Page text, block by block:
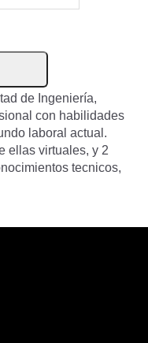
de Ingeniería,
con habilidades
laboral actual.
ellas virtuales, y 2
tecnicos,